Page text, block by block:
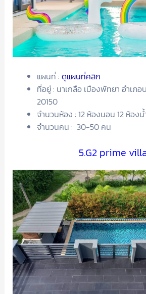
แผนที่ : ดูแผนที่คลิก
ที่อยู่ : นาเกลือ เมืองพัทยา อำเภอ
20150
จำนวนห้อง : 12 ห้องนอน 12 ห้องน้
จำนวนคน : 30-50 คน
5.G2 prime